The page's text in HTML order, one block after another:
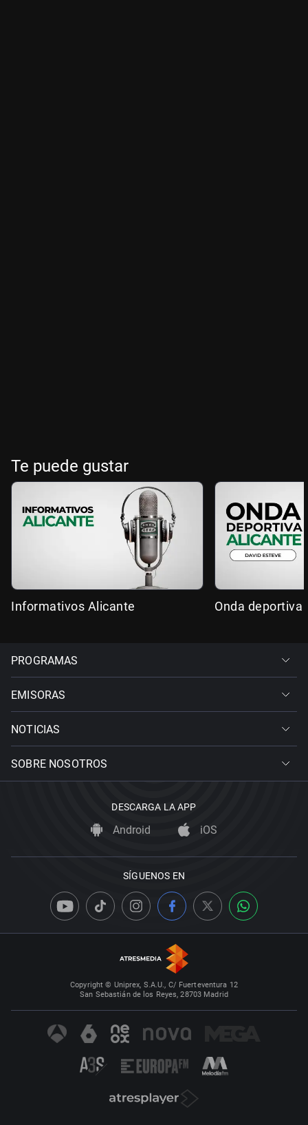
Te puede gustar
Informativos Alicante Onda deportiva
PROGRAMAS
EMISORAS
NOTICIAS
SOBRE NOSOTROS
DESCARGA LA APP
Android iOS
SÍGUENOS EN
Copyright © Uniprex, S.A.U., C/ Fuerteventura 12
San Sebastián de los Reyes, 28703 Madrid